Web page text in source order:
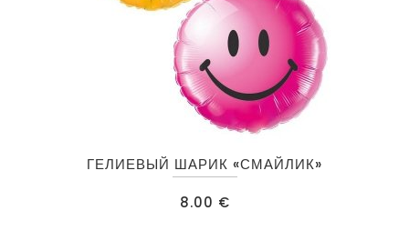
ГЕЛИЕВЫЙ ШАРИК «СМАЙЛИК»
8.00 €